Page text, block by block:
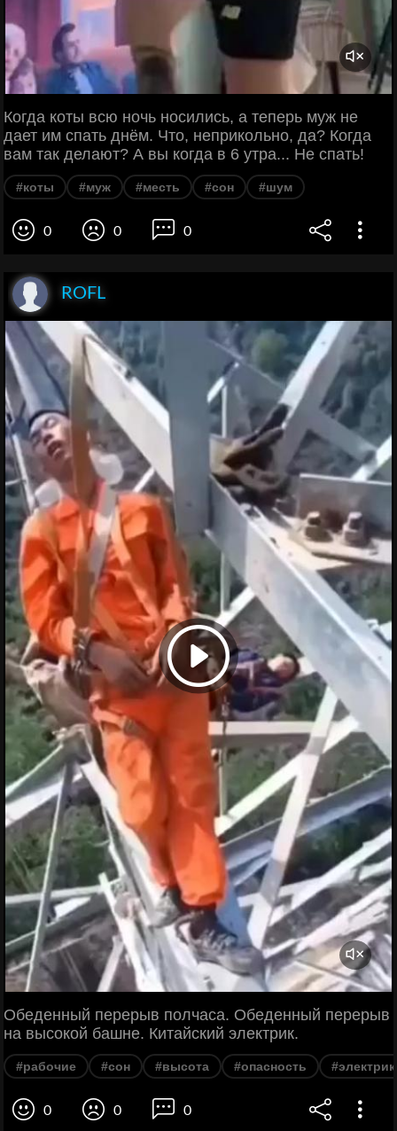
Когда коты всю ночь носились, а теперь муж не
дает им спать днём. Что, неприкольно, да? Когда
вам так делают? А вы когда в 6 утра... Не спать!
#коты #муж #месть #сон #шум
0 0 0
ROFL
Обеденный перерыв полчаса. Обеденный перерыв
на высокой башне. Китайский электрик.
#рабочие #сон #высота #опасность
0 0 0